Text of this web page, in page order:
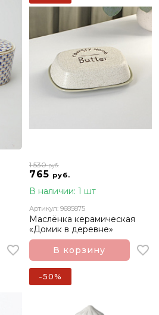
765 руб.
1 530руб.
В наличии: 1 шт
Артикул: 9685875
Маслёнка керамическая
«Домик в деревне»
В корзину
-50%